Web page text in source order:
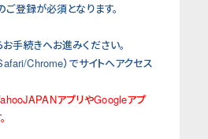
ご登録が必須となります。
お手続きへお進みください。
Chrome）でサイトへアクセス
アプリやGoogleアプ